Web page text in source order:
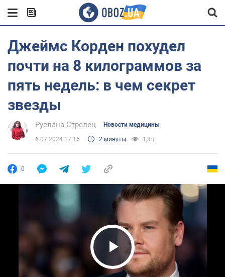
Джеймс Корден похудел
почти на 8 килограммов за
пять недель: в чем секрет
звезды
Руслана Стрелец Новости медицины
6.07.2024 17:16 2 минуты 1,3 т.
0
Play Video